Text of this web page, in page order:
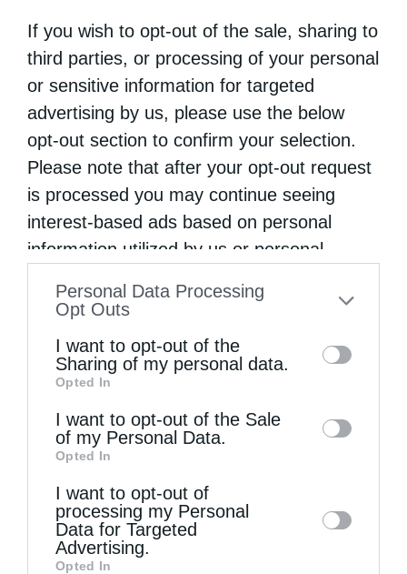
If you wish to opt-out of the sale, sharing to
third parties, or processing of your personal
or sensitive information for targeted
advertising by us, please use the below
opt-out section to confirm your selection.
Please note that after your opt-out request
is processed you may continue seeing
interest-based ads based on personal
information utilized by us or personal
to your opt-out. You may separately opt-out
information by third parties on the IAB’s list
of downstream participants. This
information may also be disclosed by us to
third parties on theIAB’s List of
Downstream Participants
disclose it to other third parties.
Personal Data Processing
Opt Outs
I want to opt-out of the
Sharing of my personal data.
Opted In
I want to opt-out of the Sale
of my Personal Data.
Opted In
I want to opt-out of
processing my Personal
Data for Targeted
Advertising.
Opted In
Μέγας Αντώνιος: Η λογική ψυχή
απόchristina 16 Νοεμβρίου 2022
Μέγας Αντώνιος: Η λογική ψυχή